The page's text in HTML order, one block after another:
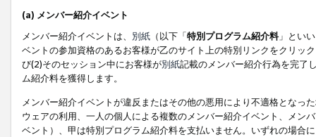
(a) メンバー紹介イベント
メンバー紹介イベントは、 別紙 （以下「特別プログラム紹介料」とい
ベントの参加資格のあるお客様が乙のサイト上の特別リンクをクリッ
び(2)そのセッション中にお客様が別紙記載のメンバー紹介行為を完了
ム紹介料を獲得します。
メンバー紹介イベントが違反またはその他の悪用により不適格となっ
ウェアの利用、一人の個人による複数のメンバー紹介イベント、メン
ベント）、甲は特別プログラム紹介料を支払いません。いずれの場合